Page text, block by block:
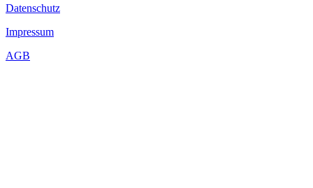
Datenschutz
Impressum
AGB